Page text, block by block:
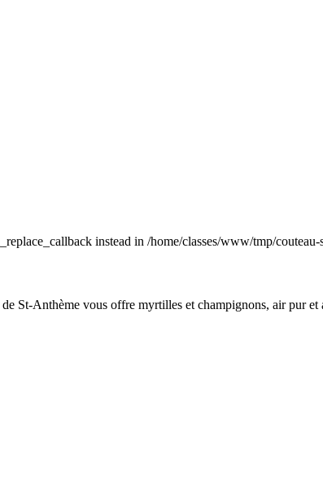
instead in /home/classes/www/tmp/
St-Anthème vous offre myrtilles et champignons, air pur